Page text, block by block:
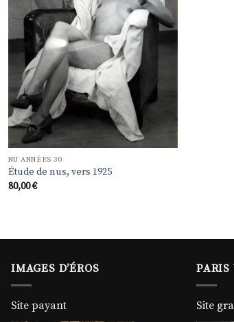
NU ANNÉES 30
Étude de nus, vers 1925
80,00€
IMAGES D’ÉROS
Site payant Site